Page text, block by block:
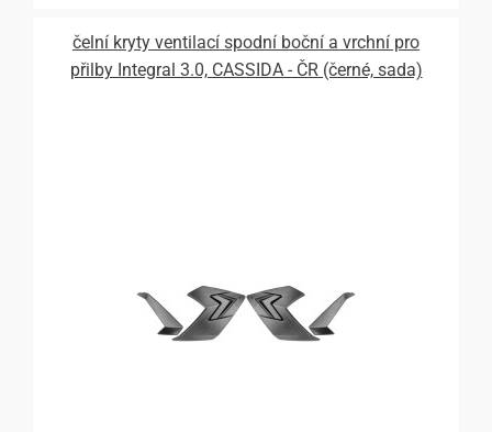
čelní kryty ventilací spodní boční a vrchní pro
přilby Integral 3.0, CASSIDA - ČR (černé, sada)